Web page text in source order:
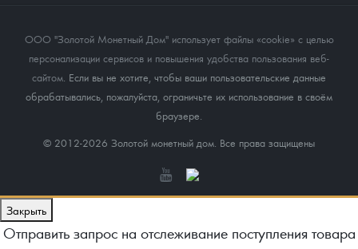
ООО "Золотой Монетный Дом" использует файлы «cookie» с целью
персонализации сервисов и повышения удобства пользования веб-
сайтом . Если вы не хотите, чтобы ваши пользовательские данные
обрабатывались, пожалуйста, ограничьте их использование в своём
браузере.
© 2012-2026 Золотой монетный дом. Все права защищены
Закрыть
Отправить запрос на отслеживание поступления товара